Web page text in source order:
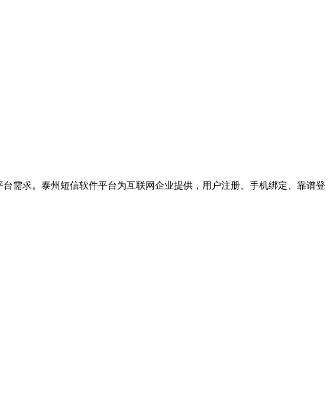
需求。泰州短信软件平台为互联网企业提供，用户注册、手机绑定、靠谱登